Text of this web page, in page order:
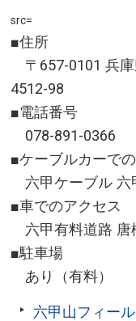
src=
■住所
〒657-0101 兵庫
4512-98
■電話番号
078-891-0366
■ケーブルカーで
六甲ケーブル 六
■車でのアクセス
六甲有料道路 唐
■駐車場
あり（有料）
六甲山フィー